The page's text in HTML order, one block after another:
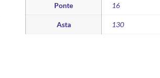
Ponte 16
Asta 130